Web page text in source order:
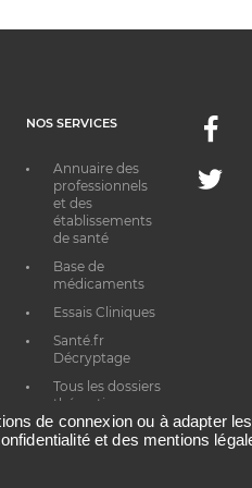
NOS SERVICES
Annuaire des
professionnels
et des
établissements
de santé
Base de
médicaments
Essais Cliniques
Santé.fr
Décryptage
Tous les dossiers
thématiques
de connexion ou à adapter
et des mentions